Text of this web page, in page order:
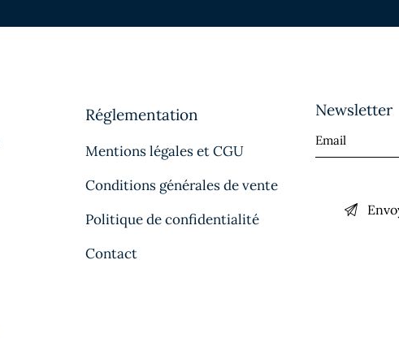
Réglementation
Mentions légales et CGU
Conditions générales de vente
Politique de confidentialité
Contact
Newsletter